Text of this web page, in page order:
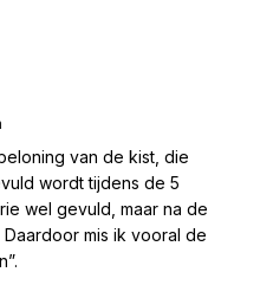
van de kist, die
wordt tijdens de 5
wel gevuld, maar na de
mis ik vooral de